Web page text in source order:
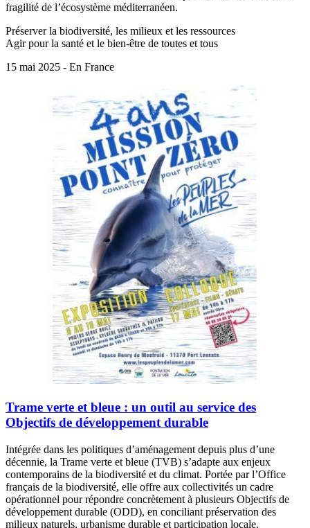
fragilité de l’écosystème méditerranéen.
Préserver la biodiversité, les milieux et les ressources
Agir pour la santé et le bien-être de toutes et tous
15 mai 2025 - En France
Trame verte et bleue : un outil au service des
Objectifs de développement durable
Intégrée dans les politiques d’aménagement depuis plus d’une
décennie, la Trame verte et bleue (TVB) s’adapte aux enjeux
contemporains de la biodiversité et du climat. Portée par l’Office
français de la biodiversité, elle offre aux collectivités un cadre
opérationnel pour répondre concrètement à plusieurs Objectifs de
développement durable (ODD), en conciliant préservation des
milieux naturels, urbanisme durable et participation locale.